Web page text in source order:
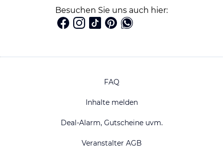
Besuchen Sie uns auch hier:
FAQ
Inhalte melden
Deal-Alarm, Gutscheine uvm.
Veranstalter AGB